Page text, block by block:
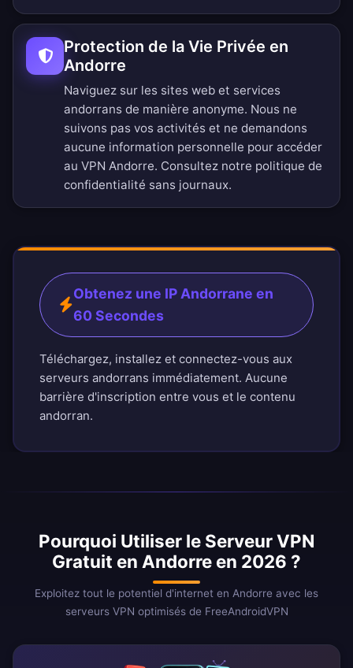
Protection de la Vie Privée en
Andorre
Naviguez sur les sites web et services
andorrans de manière anonyme. Nous ne
suivons pas vos activités et ne demandons
aucune information personnelle pour accéder
au VPN Andorre. Consultez notre politique de
confidentialité sans journaux.
Obtenez une IP Andorrane en
60 Secondes
Téléchargez, installez et connectez-vous aux
serveurs andorrans immédiatement. Aucune
barrière d'inscription entre vous et le contenu
andorran.
Pourquoi Utiliser le Serveur VPN
Gratuit en Andorre en 2026 ?
Exploitez tout le potentiel d'internet en Andorre avec les
serveurs VPN optimisés de FreeAndroidVPN